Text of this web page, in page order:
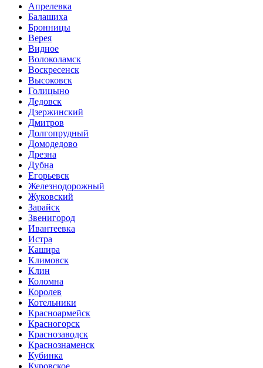
Апрелевка
Балашиха
Бронницы
Верея
Видное
Волоколамск
Воскресенск
Высоковск
Голицыно
Дедовск
Дзержинский
Дмитров
Долгопрудный
Домодедово
Дрезна
Дубна
Егорьевск
Железнодорожный
Жуковский
Зарайск
Звенигород
Ивантеевка
Истра
Кашира
Климовск
Клин
Коломна
Королев
Котельники
Красноармейск
Красногорск
Краснозаводск
Краснознаменск
Кубинка
Куровское